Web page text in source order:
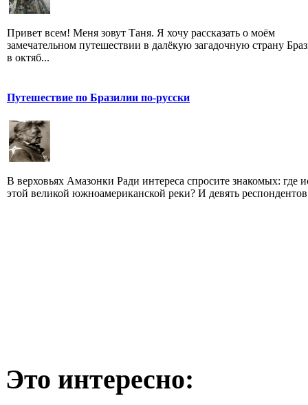
Привет всем! Меня зовут Таня. Я хочу рассказать о моём
замечательном путешествии в далёкую загадочную страну
в октяб...
Путешествие по Бразилии по-русски
В верховьях Амазонки Ради интереса спросите знакомых: где
этой великой южноамериканской реки? И девять
Это интересно: